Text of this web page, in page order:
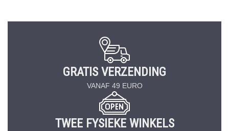
GRATIS VERZENDING
VANAF 49 EURO
TWEE FYSIEKE WINKELS